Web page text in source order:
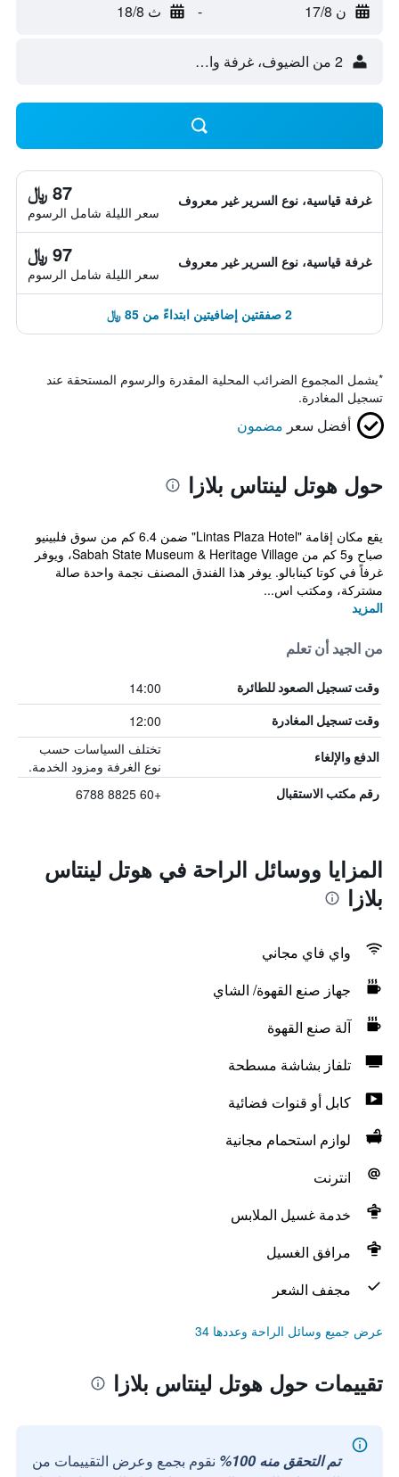
ن 17/8 - ث 18/8
2 من الضيوف، غرفة واحدة
غرفة قياسية، نوع السرير غير معروف 87 ﷼
سعر الليلة شامل الرسوم
غرفة قياسية، نوع السرير غير معروف 97 ﷼
سعر الليلة شامل الرسوم
2 صفقتين إضافيتين ابتداءً من 85 ﷼
*يشمل المجموع الضرائب المحلية المقدرة والرسوم المستحقة عند
تسجيل المغادرة.
أفضل سعر مضمون
حول هوتل لينتاس بلازا
يقع مكان إقامة "Lintas Plaza Hotel" ضمن 6.4 كم من سوق فلبينيو
صباح و5 كم من Sabah State Museum & Heritage Village، ويوفر
غرفاً في كوتا كينابالو. يوفر هذا الفندق المصنف نجمة واحدة صالة
مشتركة، ومكتب اس...
المزيد
من الجيد أن تعلم
وقت تسجيل الصعود للطائرة 14:00
وقت تسجيل المغادرة 12:00
الدفع والإلغاء
تختلف السياسات حسب
نوع الغرفة ومزود الخدمة.
رقم مكتب الاستقبال +60 8825 6788
المزايا ووسائل الراحة في هوتل لينتاس
بلازا
واي فاي مجاني
جهاز صنع القهوة/ الشاي
آلة صنع القهوة
تلفاز بشاشة مسطحة
كابل أو قنوات فضائية
لوازم استحمام مجانية
انترنت
خدمة غسيل الملابس
مرافق الغسيل
مجفف الشعر
عرض جميع وسائل الراحة وعددها 34
تقييمات حول هوتل لينتاس بلازا
تم التحقق منه 100%
نقوم بجمع وعرض التقييمات من